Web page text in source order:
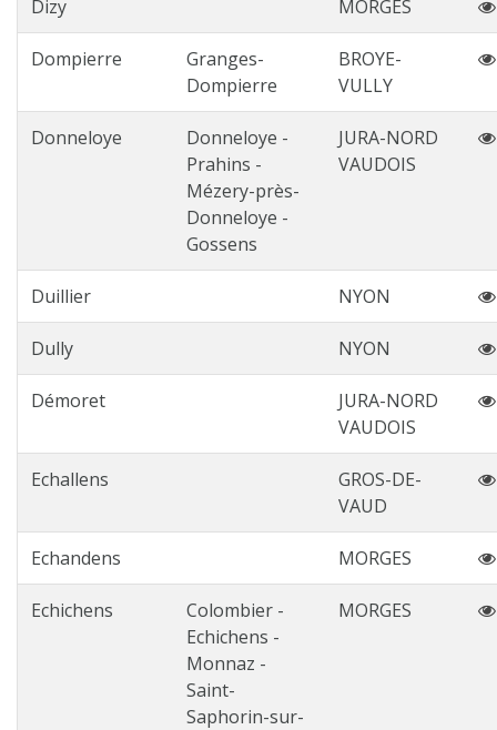
Dizy MORGES
Dompierre
Granges-
Dompierre
BROYE-
VULLY
Donneloye
Donneloye -
Prahins -
Mézery-près-
Donneloye -
Gossens
JURA-NORD
VAUDOIS
Duillier NYON
Dully NYON
Démoret
JURA-NORD
VAUDOIS
Echallens
GROS-DE-
VAUD
Echandens MORGES
Echichens
Colombier -
Echichens -
Monnaz -
Saint-
Saphorin-sur-
MORGES